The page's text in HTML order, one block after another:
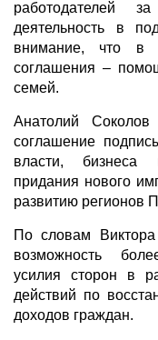
работодателей
деятельность в
внимание, что в
соглашения –
семей.
Анатолий
соглашение
власти, бизнеса
придания нового
развитию регионов
По словам
возможность
усилия сторон в
действий по
доходов граждан.